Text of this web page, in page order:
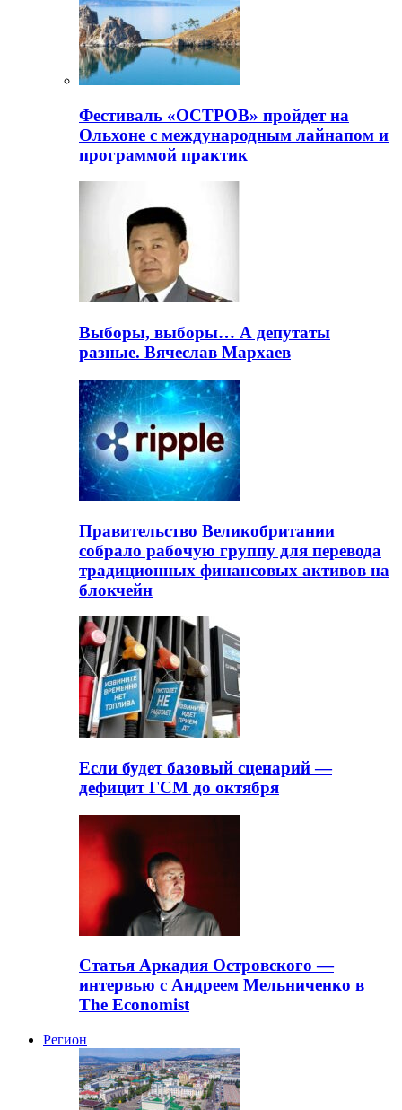
Фестиваль «ОСТРОВ» пройдет на
Ольхоне с международным лайнапом и
программой практик
Выборы, выборы… А депутаты
разные. Вячеслав Мархаев
Правительство Великобритании
собрало рабочую группу для перевода
традиционных финансовых активов на
блокчейн
Если будет базовый сценарий —
дефицит ГСМ до октября
Статья Аркадия Островского —
интервью с Андреем Мельниченко в
The Economist
Регион